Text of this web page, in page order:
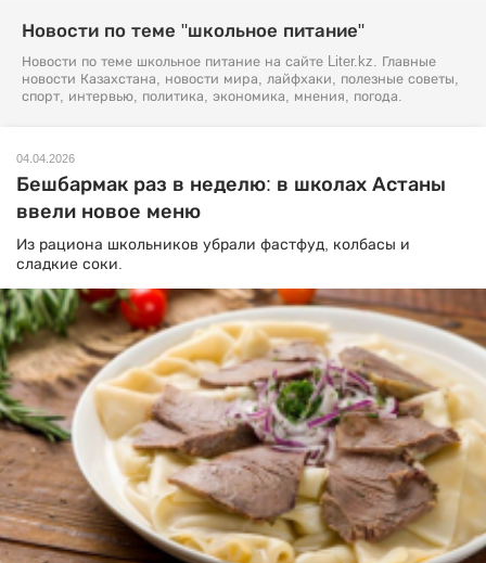
Новости по теме "школьное питание"
Новости по теме школьное питание на сайте Liter.kz. Главные
новости Казахстана, новости мира, лайфхаки, полезные советы,
спорт, интервью, политика, экономика, мнения, погода.
04.04.2026
Бешбармак раз в неделю: в школах Астаны
ввели новое меню
Из рациона школьников убрали фастфуд, колбасы и
сладкие соки.